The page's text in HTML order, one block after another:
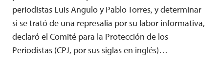
periodistas Luis Angulo y Pablo Torres, y determinar
si se trató de una represalia por su labor informativa,
declaró el Comité para la Protección de los
Periodistas (CPJ, por sus siglas en inglés)…